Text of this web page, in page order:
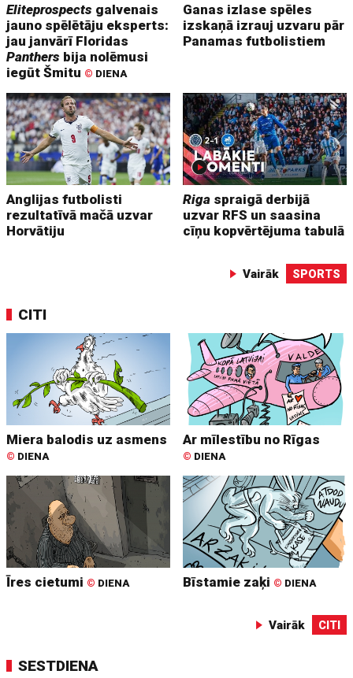
Eliteprospects galvenais
jauno spēlētāju eksperts:
jau janvārī Floridas
Panthers bija nolēmusi
iegūt Šmitu © DIENA
Ganas izlase spēles
izskaņā izrauj uzvaru pār
Panamas futbolistiem
Anglijas futbolisti
rezultatīvā mačā uzvar
Horvātiju
Riga spraigā derbijā
uzvar RFS un saasina
cīņu kopvērtējuma tabulā
Vairāk SPORTS
CITI
Miera balodis uz asmens
© DIENA
Ar mīlestību no Rīgas
© DIENA
Īres cietumi © DIENA Bīstamie zaķi © DIENA
Vairāk CITI
SESTDIENA